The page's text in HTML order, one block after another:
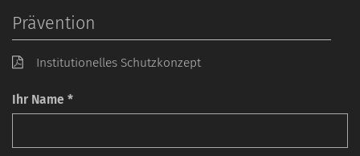
Ihr Name *
Prävention
Institutionelles Schutzkonzept